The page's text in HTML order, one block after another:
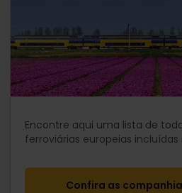
Encontre aqui uma lista de
ferroviárias europeias incluídas
Confira as